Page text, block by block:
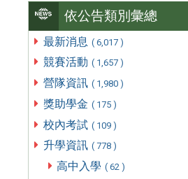
依公告類別彙總
最新消息 ( 6,017 )
競賽活動 ( 1,657 )
營隊資訊 ( 1,980 )
獎助學金 ( 175 )
校內考試 ( 109 )
升學資訊 ( 778 )
高中入學 ( 62 )